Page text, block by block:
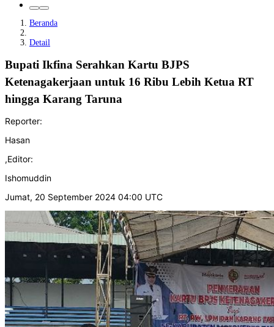
Beranda
Detail
Bupati Ikfina Serahkan Kartu BJPS
Ketenagakerjaan untuk 16 Ribu Lebih Ketua RT
hingga Karang Taruna
Reporter:
Hasan
,Editor:
Ishomuddin
Jumat, 20 September 2024 04:00 UTC